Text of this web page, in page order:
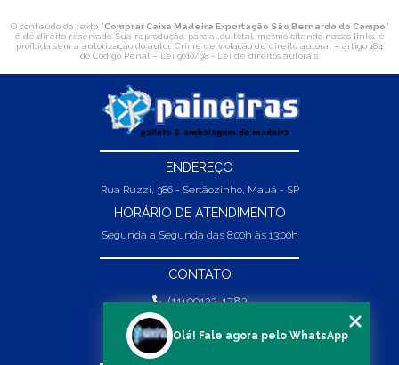
O conteúdo do texto "Comprar Caixa Madeira Exportação São Bernardo do Campo"
é de direito reservado. Sua reprodução, parcial ou total, mesmo citando nossos links, é
proibida sem a autorização do autor. Crime de violação de direito autoral – artigo 184
do Código Penal – Lei 9610/98 - Lei de direitos autorais.
ENDEREÇO
Rua Ruzzi, 386 - Sertãozinho, Mauá - SP
HORÁRIO DE ATENDIMENTO
Segunda a Segunda das 8:00h às 13:00h
CONTATO
(11) 99132-1783
(11) 99132-1783
vendas@abpaineiras.com.br
Olá! Fale agora pelo WhatsApp